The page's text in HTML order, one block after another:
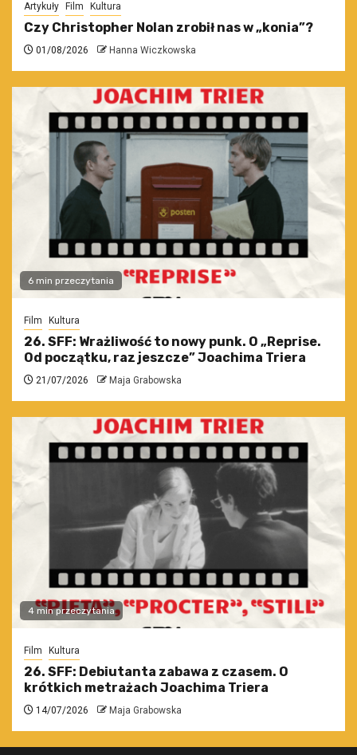
Artykuły Film Kultura
Czy Christopher Nolan zrobił nas w „konia”?
01/08/2026 Hanna Wiczkowska
6 min przeczytania
Film Kultura
26. SFF: Wrażliwość to nowy punk. O „Reprise.
Od początku, raz jeszcze” Joachima Triera
21/07/2026 Maja Grabowska
4 min przeczytania
Film Kultura
26. SFF: Debiutanta zabawa z czasem. O
krótkich metrażach Joachima Triera
14/07/2026 Maja Grabowska